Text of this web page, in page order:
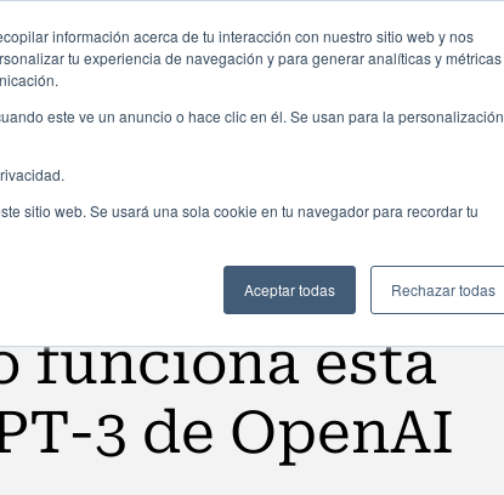
información acerca de tu interacción con nuestro sitio web y nos
tu experiencia de navegación y para generar analíticas y métricas
este ve un anuncio o hace clic en él. Se usan para la personalización
sitio web. Se usará una sola cookie en tu navegador para recordar tu
Aceptar todas Rechazar todas
funciona esta
3 de OpenAI